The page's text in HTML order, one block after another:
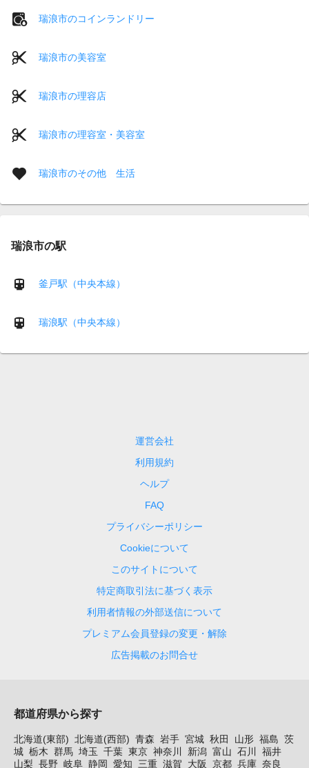
瑞浪市のコインランドリー
瑞浪市の美容室
瑞浪市の理容店
瑞浪市の理容室・美容室
瑞浪市のその他 生活
瑞浪市の駅
釜戸駅（中央本線）
瑞浪駅（中央本線）
運営会社
利用規約
ヘルプ
FAQ
プライバシーポリシー
Cookieについて
このサイトについて
特定商取引法に基づく表示
利用者情報の外部送信について
プレミアム会員登録の変更・解除
広告掲載のお問合せ
都道府県から探す
北海道(東部) 北海道(西部) 青森 岩手 宮城 秋田 山形 福島 茨
城 栃木 群馬 埼玉 千葉 東京 神奈川 新潟 富山 石川
福井
山梨 長野 岐阜 静岡 愛知 三重 滋賀 大阪 京都 兵庫 奈良